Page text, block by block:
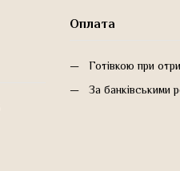
Оплата
Готівкою при
За банківськими